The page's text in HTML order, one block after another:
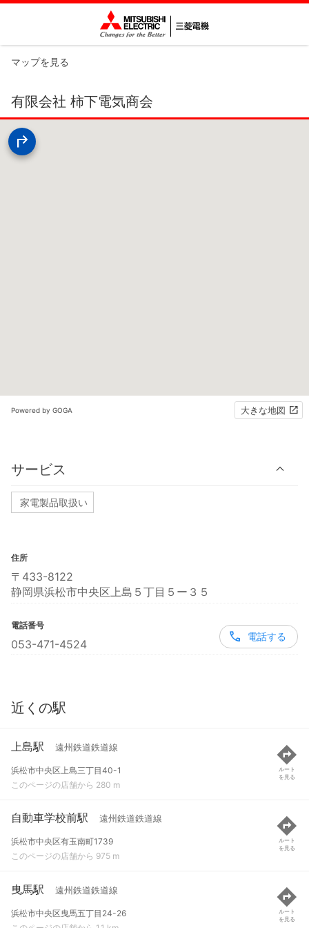
マップを見る
有限会社 柿下電気商会
Powered by GOGA 大きな地図
サービス
家電製品取扱い
住所
〒433-8122
静岡県浜松市中央区上島５丁目５ー３５
電話番号
053-471-4524
電話する
近くの駅
上島駅 遠州鉄道鉄道線
浜松市中央区上島三丁目40-1
このページの店舗から 280 m
ルート
を見る
自動車学校前駅 遠州鉄道鉄道線
浜松市中央区有玉南町1739
このページの店舗から 975 m
ルート
を見る
曳馬駅 遠州鉄道鉄道線
浜松市中央区曳馬五丁目24-26
ルート
を見る